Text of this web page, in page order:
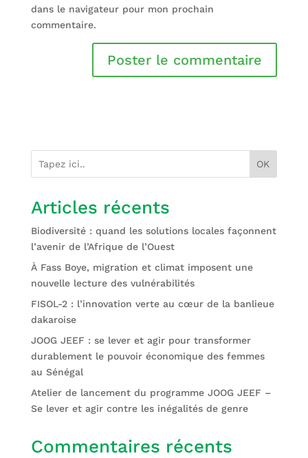
dans le navigateur pour mon prochain
commentaire.
OK
Articles récents
Biodiversité : quand les solutions locales façonnent
l’avenir de l’Afrique de l’Ouest
À Fass Boye, migration et climat imposent une
nouvelle lecture des vulnérabilités
FISOL-2 : l’innovation verte au cœur de la banlieue
dakaroise
JOOG JEEF : se lever et agir pour transformer
durablement le pouvoir économique des femmes
au Sénégal
Atelier de lancement du programme JOOG JEEF –
Se lever et agir contre les inégalités de genre
Commentaires récents